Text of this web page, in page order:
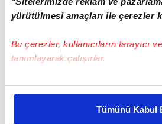
yürütülmesi amaçları ile çerezler
Bu çerezler, kullanıcıların tarayıcı
tanımlayarak çalışırlar.
Bu çerezlere izin vermeniz halinde
daha iyi reklam deneyimi
Tümünü Kabul